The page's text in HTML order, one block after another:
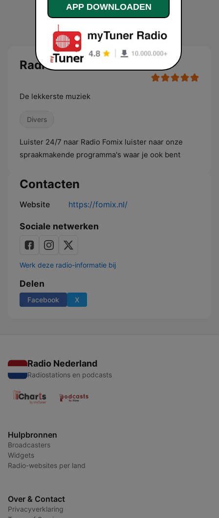
Radio Fomix
De lekkerste muziek
Divers
Luister 24/7 naar Radio Fomix luister naar onze
spraakmakende programma's waar je ook bent
Contacten
Website https://fomix.nl/
Sociale netwerken
Werk deze radio-informatie bij
Delen
Facebook X
Radio Nederland
Radiostations en podcasts
Hulpbronnen
Broadcasters
Widgets
Radio-websites per land
Over & Contact
Privacyverklaring
APP DOWNLOADEN